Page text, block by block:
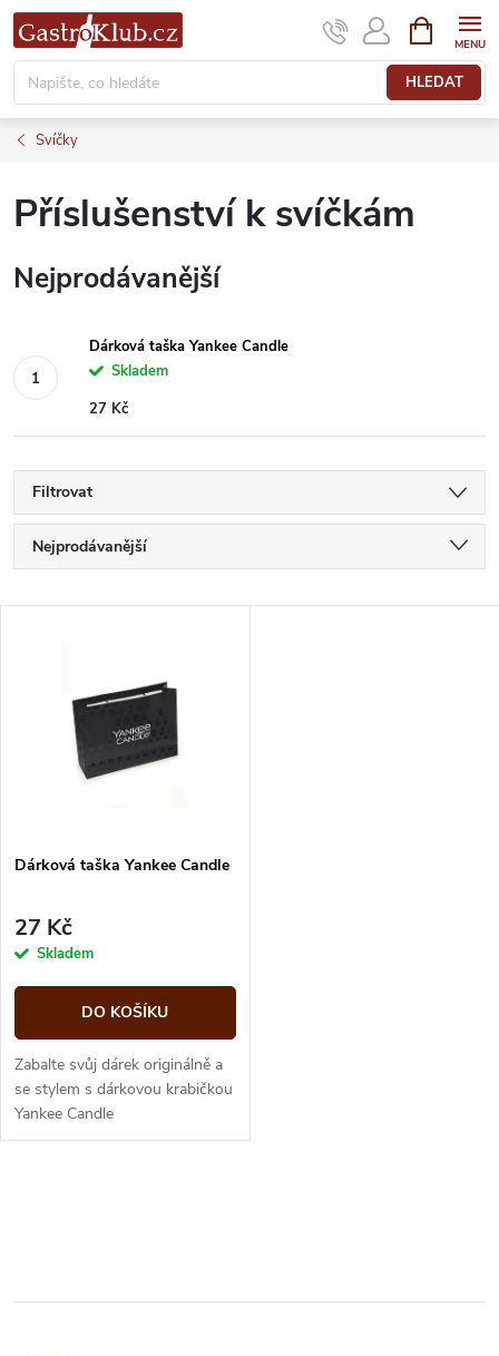
Přejít
na
obsah
HLEDAT
NÁKUPNÍ
KOŠÍK
Svíčky
Příslušenství k svíčkám
Nejprodávanější
Dárková taška Yankee Candle
Skladem
27 Kč
Filtrovat
Ř
a
p
r
o
d
u
Nejprodávanější
s
p
r
o
d
u
ů
Dárková taška Yankee Candle
27 Kč
Skladem
DO KOŠÍKU
Zabalte svůj dárek originálně a
se stylem s dárkovou krabičkou
Yankee Candle
l